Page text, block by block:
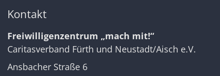
Kontakt
Freiwilligenzentrum „mach mit!“
Caritasverband Fürth und Neustadt/Aisch e.V.
Ansbacher Straße 6